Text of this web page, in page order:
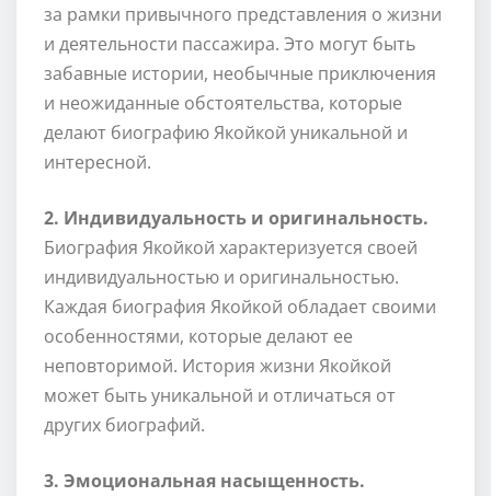
за рамки привычного представления о жизни
и деятельности пассажира. Это могут быть
забавные истории, необычные приключения
и неожиданные обстоятельства, которые
делают биографию Якойкой уникальной и
интересной.
2. Индивидуальность и оригинальность.
Биография Якойкой характеризуется своей
индивидуальностью и оригинальностью.
Каждая биография Якойкой обладает своими
особенностями, которые делают ее
неповторимой. История жизни Якойкой
может быть уникальной и отличаться от
других биографий.
3. Эмоциональная насыщенность.